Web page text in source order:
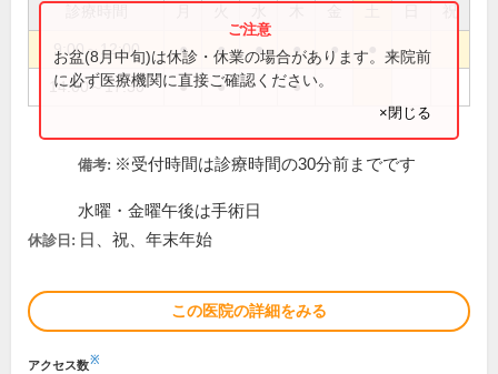
祝
9:00～12:00 ● ● ● ● ●
14:00～17:30 ● ● ●
お盆(8月中旬)は休診・休業の場合があります。来院前
に必ず医療機関に直接ご確認ください。
×閉じる
備考: ※受付時間は診療時間の30分前までです
水曜・金曜午後は手術日
休診日: 日、祝、年末年始
この医院の詳細をみる
アクセス数※